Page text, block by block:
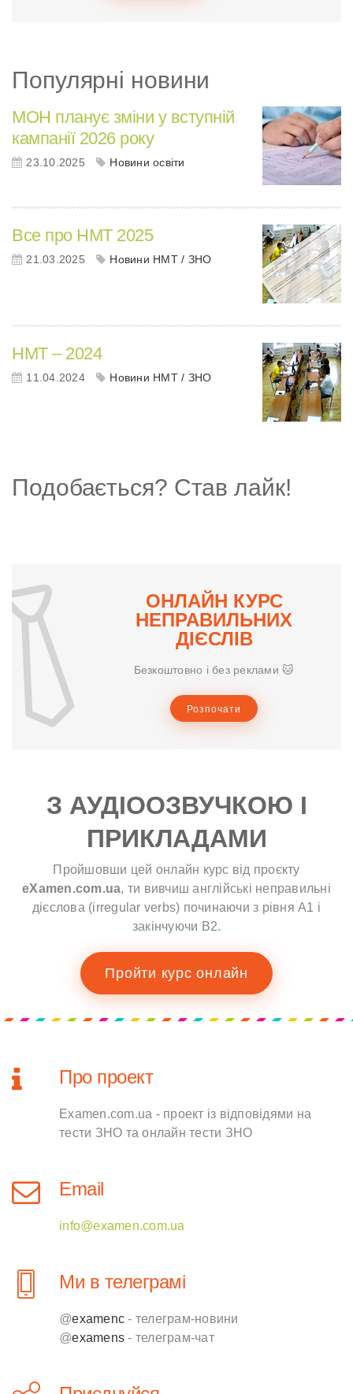
Популярні новини
МОН планує зміни у вступній
кампанії 2026 року
23.10.2025 Новини освіти
Все про НМТ 2025
21.03.2025 Новини НМТ / ЗНО
НМТ – 2024
11.04.2024 Новини НМТ / ЗНО
Подобається? Став лайк!
ОНЛАЙН КУРС
НЕПРАВИЛЬНИХ
ДІЄСЛІВ
Безкоштовно і без реклами 🐱
Розпочати
З АУДІООЗВУЧКОЮ І
ПРИКЛАДАМИ
Пройшовши цей онлайн курс від проєкту
eXamen.com.ua, ти вивчиш англійські неправильні
дієслова (irregular verbs) починаючи з рівня A1 і
закінчуючи B2.
Пройти курс онлайн
Про проект
Examen.com.ua - проект із відповідями на
тести ЗНО та онлайн тести ЗНО
Email
info@examen.com.ua
Ми в телеграмі
@examenc - телеграм-новини
@examens - телеграм-чат